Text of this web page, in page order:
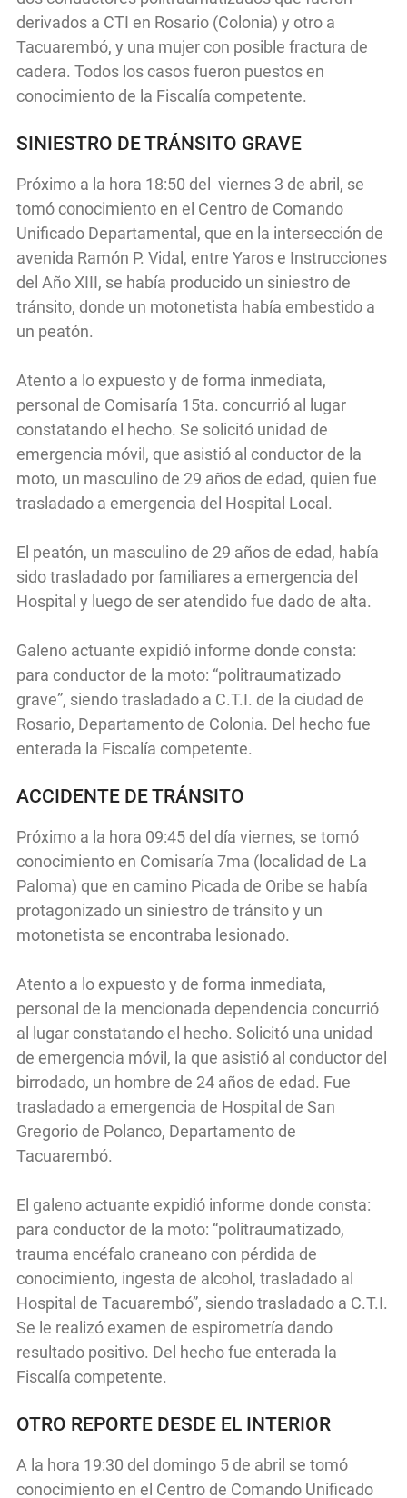
derivados a CTI en Rosario (Colonia) y otro a
Tacuarembó, y una mujer con posible fractura de
cadera. Todos los casos fueron puestos en
conocimiento de la Fiscalía competente.
SINIESTRO DE TRÁNSITO GRAVE
Próximo a la hora 18:50 del viernes 3 de abril, se
tomó conocimiento en el Centro de Comando
Unificado Departamental, que en la intersección de
avenida Ramón P. Vidal, entre Yaros e Instrucciones
del Año XIII, se había producido un siniestro de
tránsito, donde un motonetista había embestido a
un peatón.
Atento a lo expuesto y de forma inmediata,
personal de Comisaría 15ta. concurrió al lugar
constatando el hecho. Se solicitó unidad de
emergencia móvil, que asistió al conductor de la
moto, un masculino de 29 años de edad, quien fue
trasladado a emergencia del Hospital Local.
El peatón, un masculino de 29 años de edad, había
sido trasladado por familiares a emergencia del
Hospital y luego de ser atendido fue dado de alta.
Galeno actuante expidió informe donde consta:
para conductor de la moto: “politraumatizado
grave”, siendo trasladado a C.T.I. de la ciudad de
Rosario, Departamento de Colonia. Del hecho fue
enterada la Fiscalía competente.
ACCIDENTE DE TRÁNSITO
Próximo a la hora 09:45 del día viernes, se tomó
conocimiento en Comisaría 7ma (localidad de La
Paloma) que en camino Picada de Oribe se había
protagonizado un siniestro de tránsito y un
motonetista se encontraba lesionado.
Atento a lo expuesto y de forma inmediata,
personal de la mencionada dependencia concurrió
al lugar constatando el hecho. Solicitó una unidad
de emergencia móvil, la que asistió al conductor del
birrodado, un hombre de 24 años de edad. Fue
trasladado a emergencia de Hospital de San
Gregorio de Polanco, Departamento de
Tacuarembó.
El galeno actuante expidió informe donde consta:
para conductor de la moto: “politraumatizado,
trauma encéfalo craneano con pérdida de
conocimiento, ingesta de alcohol, trasladado al
Hospital de Tacuarembó”, siendo trasladado a C.T.I.
Se le realizó examen de espirometría dando
resultado positivo. Del hecho fue enterada la
Fiscalía competente.
OTRO REPORTE DESDE EL INTERIOR
A la hora 19:30 del domingo 5 de abril se tomó
conocimiento en el Centro de Comando Unificado